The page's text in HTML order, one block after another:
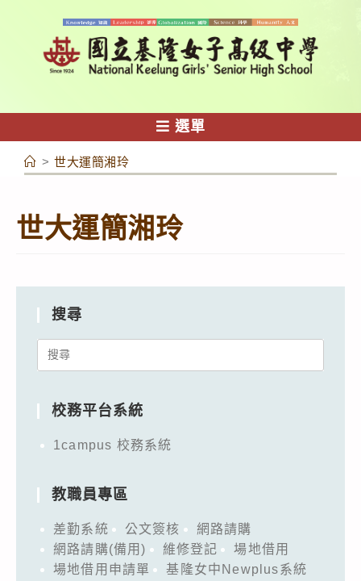
容
選單
> 世大運簡湘玲
世大運簡湘玲
搜尋
Search
校務平台系統
1campus 校務系統
教職員專區
差勤系統 公文簽核
網路請購
網路請購(備用)
維修登記
場地借用
場地借用申請單
基隆女中Newplus系統